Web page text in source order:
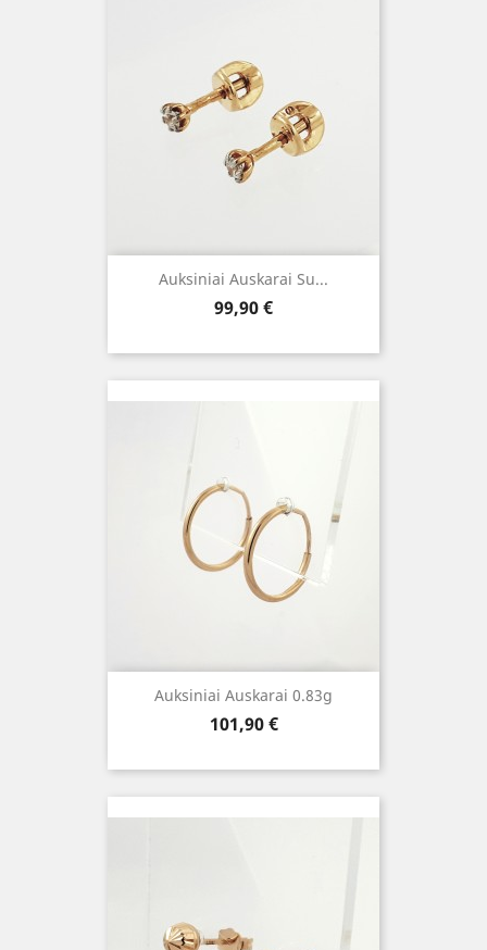
Auksiniai Auskarai Su...
Kaina
99,90 €
Auksiniai Auskarai 0.83g
Kaina
101,90 €